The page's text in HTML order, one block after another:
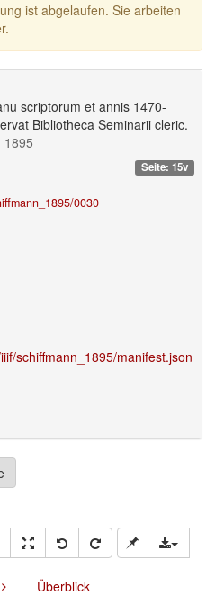
ist abgelaufen. Sie arbeiten
scriptorum et annis 1470-
Bibliotheca Seminarii cleric.
Seite: 15v
0030
schiffmann_1895/manifest.json
Überblick